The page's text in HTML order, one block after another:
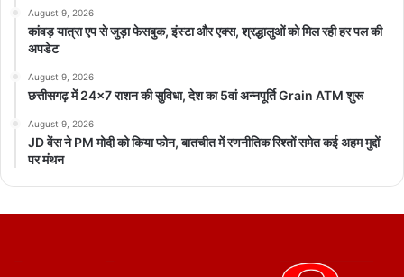
August 9, 2026
कांवड़ यात्रा एप से जुड़ा फेसबुक, इंस्टा और एक्स, श्रद्धालुओं को मिल रही हर पल की
अपडेट
August 9, 2026
छत्तीसगढ़ में 24×7 राशन की सुविधा, देश का 5वां अन्नपूर्ति Grain ATM शुरू
August 9, 2026
JD वेंस ने PM मोदी को किया फोन, बातचीत में रणनीतिक रिश्तों समेत कई अहम मुद्दों
पर मंथन